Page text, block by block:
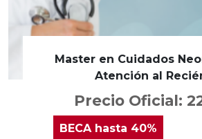
Master en Cuidados
Atención al
Precio Oficial:
BECA hasta 40%